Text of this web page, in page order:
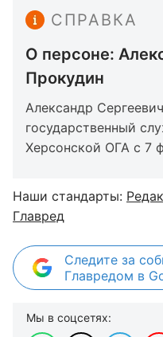
СПРАВКА
О персоне:
Прокудин
Александр
государственный
Херсонской ОГА с 7
Наши стандарты:
Главред
Следите за
Главредом в
Мы в соцсетях: